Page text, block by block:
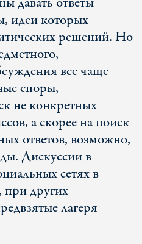
идеи которых
решений. Но
все чаще
споры,
не конкретных
а скорее на поиск
ответов, возможно,
Дискуссии в
сетях в
при других
лагеря